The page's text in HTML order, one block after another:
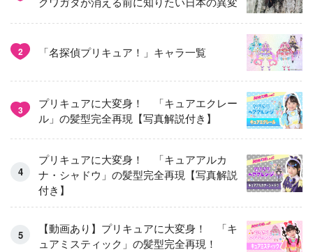
2 「名探偵プリキュア！」キャラ一覧
3
プリキュアに大変身！ 「キュアエクレー
ル」の髪型完全再現【写真解説付き】
プリキュアに大変身！ 「キュアアルカ
ナ・シャドウ」の髪型完全再現【写真解説
付き】
【動画あり】プリキュアに大変身！ 「キ
ュアミスティック」の髪型完全再現！